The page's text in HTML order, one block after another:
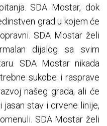
SDA Mostar, dok
grad u kojem će
SDA Mostar želi
dijalog sa svim
SDA Mostar nikada
sukobe i rasprave
našeg grada, ali će
stav i crvene linije,
SDA Mostar želi